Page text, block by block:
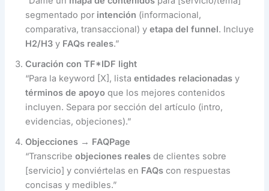
segmentado por intención (informacional,
comparativa, transaccional) yetapa del funnel. Incluye
H2/H3 y FAQs reales.”
Curación con TF*IDF light
“Para la keyword [X], listaentidades relacionadas y
términos de apoyo que los mejores contenidos
incluyen. Separa por sección del artículo (intro,
evidencias, objeciones).”
Objecciones → FAQPage
“Transcribeobjeciones reales de clientes sobre
[servicio] y conviértelas en FAQs con respuestas
concisas y medibles.”